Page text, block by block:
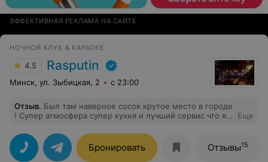
ЭФФЕКТИВНАЯ РЕКЛАМА НА САЙТЕ
НОЧНОЙ КЛУБ & КАРАОКЕ
4.5 Rasputin
Минск, ул. Зыбицкая, 2 с 23:00
Отзыв. Был там наверное сосок крутое место в городе
! Супер атмосфера супер кухня и лучший сервис что я
Еще
Бронировать Отзывы15